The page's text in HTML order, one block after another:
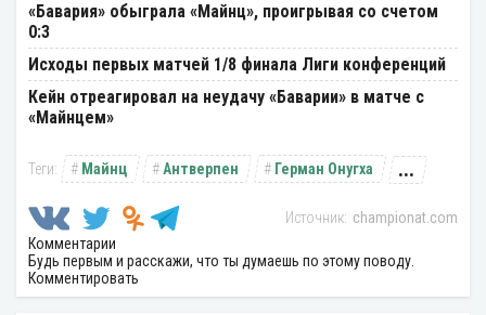
«Бавария» обыграла «Майнц», проигрывая со счетом
0:3
Исходы первых матчей 1/8 финала Лиги конференций
Кейн отреагировал на неудачу «Баварии» в матче с
«Майнцем»
Майнц Антверпен Герман Онугха ...
championat.com
Комментарии
Будь первым и расскажи, что ты думаешь по этому поводу.
Комментировать